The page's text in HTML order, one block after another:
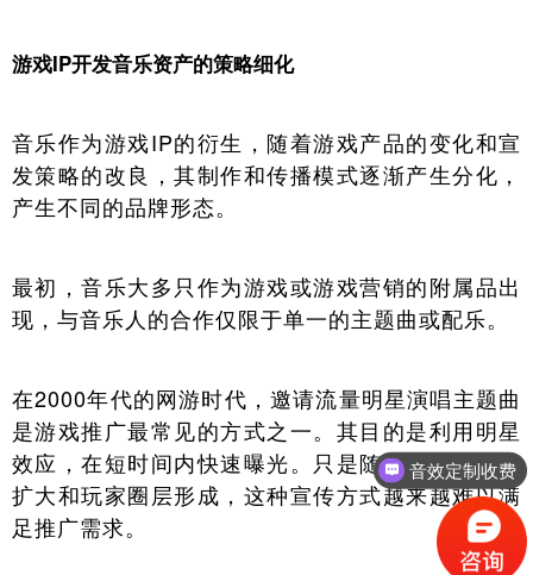
游戏IP开发音乐资产的策略细化
音乐作为游戏IP的衍生，随着游戏产品的变化和宣
发策略的改良，其制作和传播模式逐渐产生分化，
产生不同的品牌形态。
最初，音乐大多只作为游戏或游戏营销的附属品出
现，与音乐人的合作仅限于单一的主题曲或配乐。
在2000年代的网游时代，邀请流量明星演唱主题曲
是游戏推广最常见的方式之一。其目的是利用明星
效应，在短时间内快速曝光。只是随着游戏影响力
扩大和玩家圈层形成，这种宣传方式越来越难以满
足推广需求。
音效定制收费
音乐制作收费